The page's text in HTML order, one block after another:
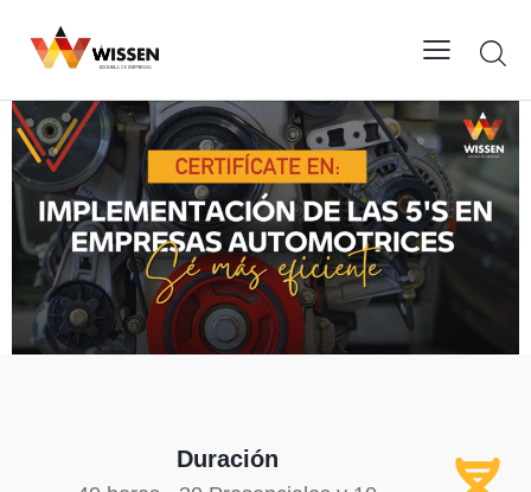
Duración